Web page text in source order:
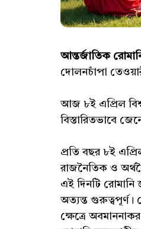
আন্তর্জাতিক
দোলনচাঁপা
আজ ৮ই এপ্রিল
বিস্তারিতভাবে
প্রতি বছর ৮ই
রাজনৈতিক ও
এই দিনটি রোমানি
অত্যন্ত গুরুত্বপূর্ণ।
ক্ষেত্রে